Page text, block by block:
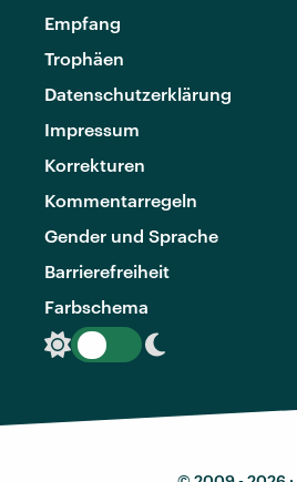
Empfang
Trophäen
Datenschutzerklärung
Impressum
Korrekturen
Kommentarregeln
Gender und Sprache
Barrierefreiheit
Farbschema